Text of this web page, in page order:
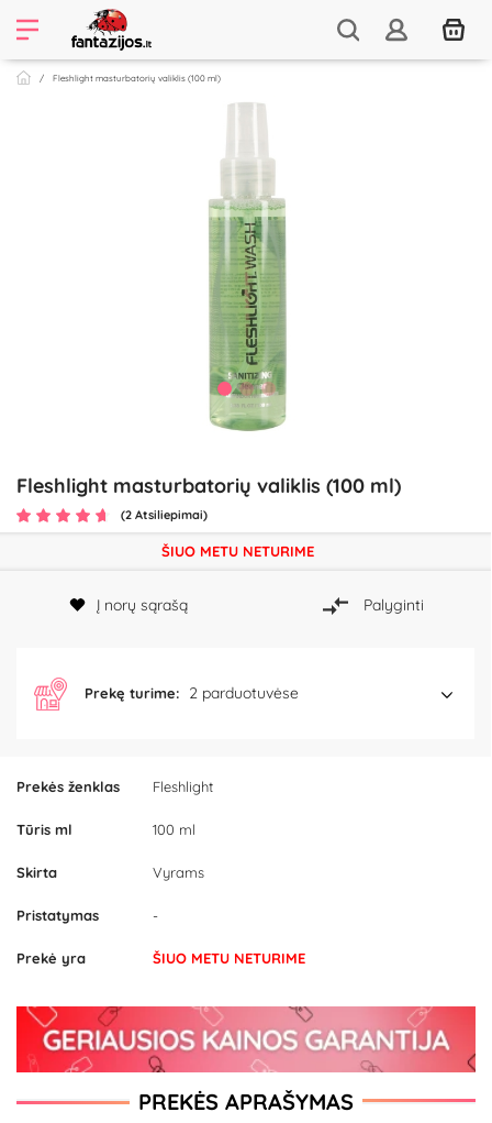
Fleshlight masturbatorių valiklis (100 ml)
Fleshlight masturbatorių valiklis (100 ml)
(2 Atsiliepimai)
Prekės ženklas Fleshlight
Tūris ml 100 ml
Skirta Vyrams
Pristatymas -
Prekė yra ŠIUO METU NETURIME
ŠIUO METU NETURIME
Į norų sąrašą Palyginti
Prekę turime: 2 parduotuvėse
PREKĖS APRAŠYMAS